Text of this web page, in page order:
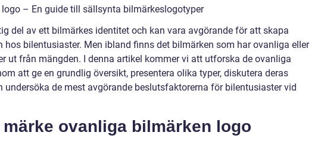
– En guide till sällsynta bilmärkeslogotyper
del av ett bilmärkes identitet och kan vara avgörande för att skapa
hos bilentusiaster. Men ibland finns det bilmärken som har ovanliga eller
ut från mängden. I denna artikel kommer vi att utforska de ovanliga
att ge en grundlig översikt, presentera olika typer, diskutera deras
undersöka de mest avgörande beslutsfaktorerna för bilentusiaster vid
ovanliga bilmärken logo